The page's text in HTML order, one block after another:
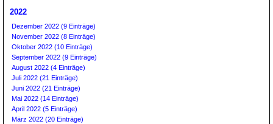
2022
Dezember 2022 (9 Einträge)
November 2022 (8 Einträge)
Oktober 2022 (10 Einträge)
September 2022 (9 Einträge)
August 2022 (4 Einträge)
Juli 2022 (21 Einträge)
Juni 2022 (21 Einträge)
Mai 2022 (14 Einträge)
April 2022 (5 Einträge)
März 2022 (20 Einträge)